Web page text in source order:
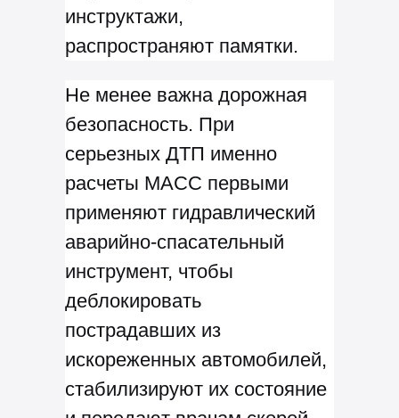
инструктажи,
распространяют памятки.
Не менее важна дорожная
безопасность. При
серьезных ДТП именно
расчеты МАСС первыми
применяют гидравлический
аварийно-спасательный
инструмент, чтобы
деблокировать
пострадавших из
искореженных автомобилей,
стабилизируют их состояние